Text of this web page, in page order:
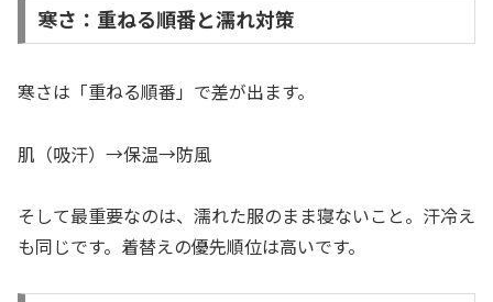
寒さ：重ねる順番と濡れ対策
寒さは「重ねる順番」で差が出ます。
肌（吸汗）→保温→防風
そして最重要なのは、濡れた服のまま寝ないこと。汗冷え
も同じです。着替えの優先順位は高いです。